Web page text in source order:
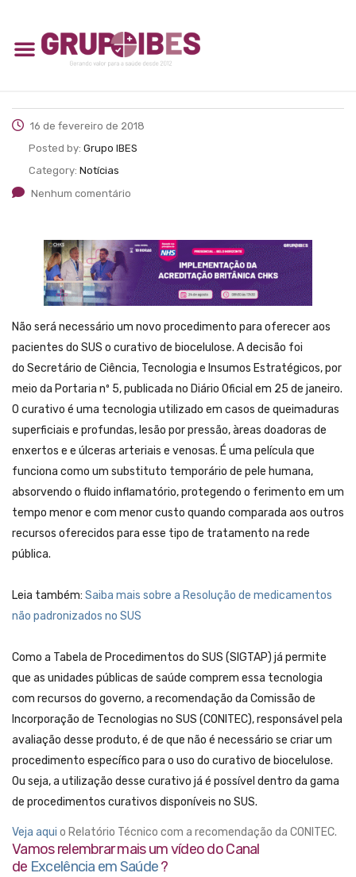
16 de fevereiro de 2018
Posted by: Grupo IBES
Category: Notícias
Nenhum comentário
Não será necessário um novo procedimento para oferecer aos
pacientes do SUS o curativo de biocelulose. A decisão foi
do Secretário de Ciência, Tecnologia e Insumos Estratégicos, por
meio da Portaria nº 5, publicada no Diário Oficial em 25 de janeiro.
O curativo é uma tecnologia utilizado em casos de queimaduras
superficiais e profundas, lesão por pressão, àreas doadoras de
enxertos e e úlceras arteriais e venosas. É uma película que
funciona como um substituto temporário de pele humana,
absorvendo o fluido inflamatório, protegendo o ferimento em um
tempo menor e com menor custo quando comparada aos outros
recursos oferecidos para esse tipo de tratamento na rede
pública.
Leia também: Saiba mais sobre a Resolução de medicamentos
não padronizados no SUS
Como a Tabela de Procedimentos do SUS (SIGTAP) já permite
que as unidades públicas de saúde comprem essa tecnologia
com recursos do governo, a recomendação da Comissão de
Incorporação de Tecnologias no SUS (CONITEC), responsável pela
avaliação desse produto, é de que não é necessário se criar um
procedimento específico para o uso do curativo de biocelulose.
Ou seja, a utilização desse curativo já é possível dentro da gama
de procedimentos curativos disponíveis no SUS.
Veja aqui o Relatório Técnico com a recomendação da CONITEC.
Vamos relembrar mais um vídeo do Canal
de Excelência em Saúde?